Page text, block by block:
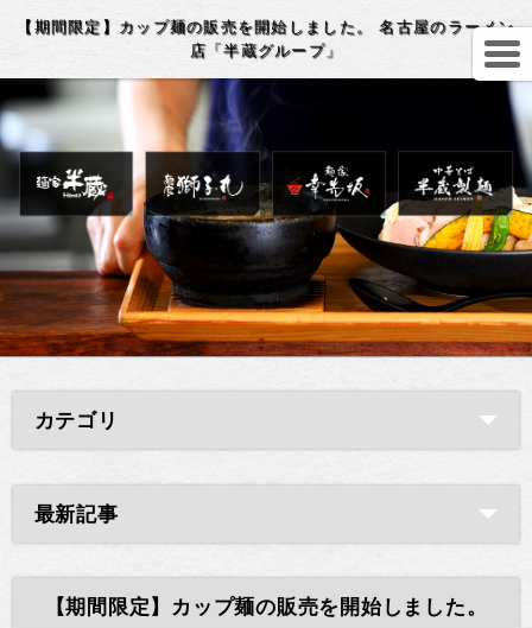
【期間限定】カップ麺の販売を開始しました。 名古屋のラーメン
店「半蔵グループ」
カテゴリ
最新記事
【期間限定】カップ麺の販売を開始しました。